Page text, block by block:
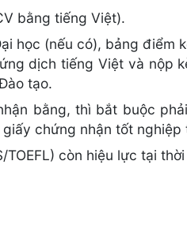
bằng tiếng Việt).
học (nếu có), bảng điểm
dịch tiếng Việt và nộp
tạo.
bằng, thì bắt buộc
chứng nhận tốt nghiệp
còn hiệu lực tại